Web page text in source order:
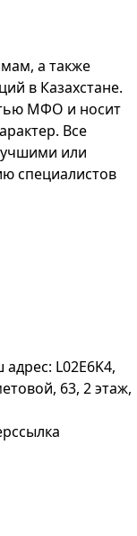
а также
в Казахстане.
МФО и носит
Все
или
специалистов
L02E6K4,
63, 2 этаж,